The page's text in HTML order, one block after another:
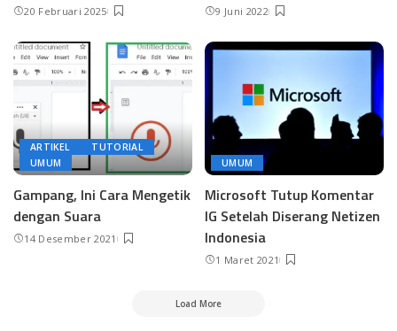
20 Februari 2025 9 Juni 2022
ARTIKEL
TUTORIAL
UMUM
Gampang, Ini Cara Mengetik
dengan Suara
14 Desember 2021
UMUM
Microsoft Tutup Komentar
IG Setelah Diserang Netizen
Indonesia
1 Maret 2021
Load More